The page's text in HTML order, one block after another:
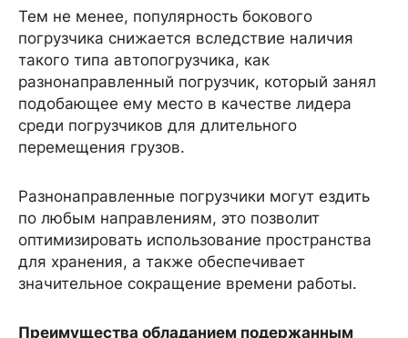
Тем не менее, популярность бокового
погрузчика снижается вследствие наличия
такого типа автопогрузчика, как
разнонаправленный погрузчик, который занял
подобающее ему место в качестве лидера
среди погрузчиков для длительного
перемещения грузов.
Разнонаправленные погрузчики могут ездить
по любым направлениям, это позволит
оптимизировать использование пространства
для хранения, а также обеспечивает
значительное сокращение времени работы.
Преимущества обладанием подержанным